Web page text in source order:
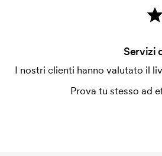
Servizi
I nostri clienti hanno valutato il
Prova tu stesso ad